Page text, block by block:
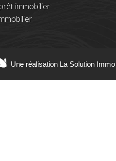
immobilier
Une réalisation La Solution Immo